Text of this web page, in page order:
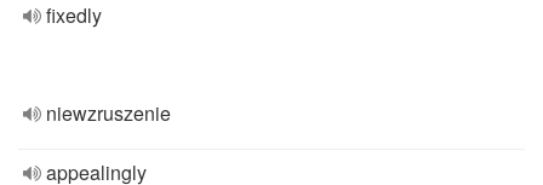
fixedly
niewzruszenie
appealingly